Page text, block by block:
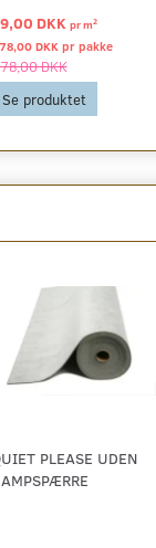
DKK prm2
DKK prpakke
DKK
Se produktet
PLEASE UDEN